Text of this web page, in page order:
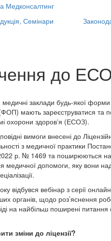
Семінари
до
заклади будь-якої форми
мають зареєструватися та
охорони здоровʼя (ЕСОЗ).
вимоги внесені до
з медичної практики
р. № 1469 та поширюються
медичної допомоги, яку вони
відбувся вебінар з серії
органів, щодо роз’яснення
на найбільш поширені питання
зміни до ліцензії?